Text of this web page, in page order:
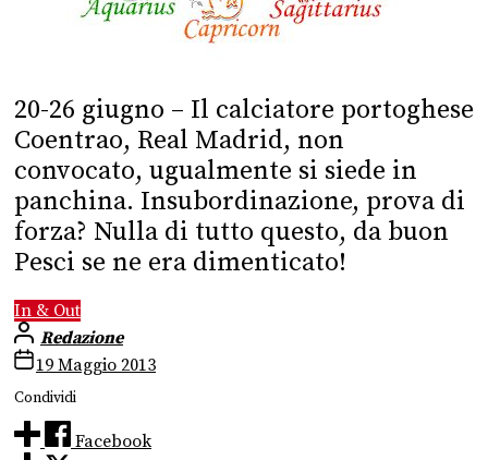
20-26 giugno – Il calciatore portoghese
Coentrao, Real Madrid, non
convocato, ugualmente si siede in
panchina. Insubordinazione, prova di
forza? Nulla di tutto questo, da buon
Pesci se ne era dimenticato!
In & Out
Redazione
19 Maggio 2013
Condividi
Facebook